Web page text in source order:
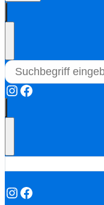
Instagram
Facebook
Instagram
Facebook